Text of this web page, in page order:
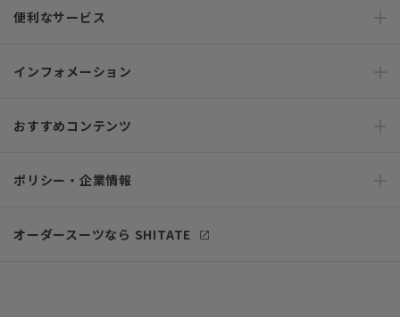
便利なサービス
インフォメーション
おすすめコンテンツ
ポリシー・企業情報
オーダースーツなら SHITATE